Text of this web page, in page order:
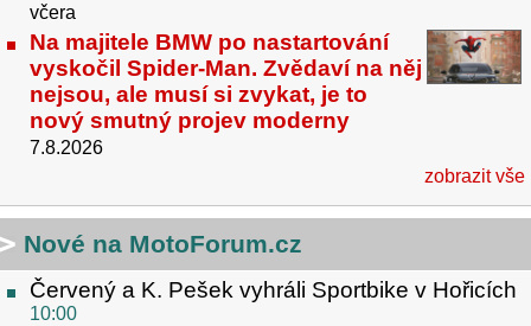
včera
Na majitele BMW po nastartování
vyskočil Spider-Man. Zvědaví na něj
nejsou, ale musí si zvykat, je to
nový smutný projev moderny
7.8.2026
zobrazit vše
Nové na MotoForum.cz
Červený a K. Pešek vyhráli Sportbike v Hořicích
10:00